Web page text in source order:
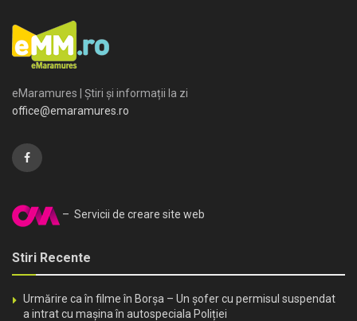
eMaramures | Știri și informații la zi
office@emaramures.ro
– Servicii de creare site web
Stiri Recente
Urmărire ca în filme în Borșa – Un șofer cu permisul suspendat
a intrat cu mașina în autospeciala Poliției